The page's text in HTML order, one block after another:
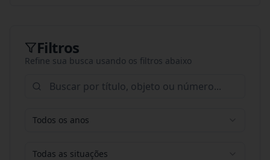
Filtros
Refine sua busca usando os filtros abaixo
Todos os anos
Todas as situações